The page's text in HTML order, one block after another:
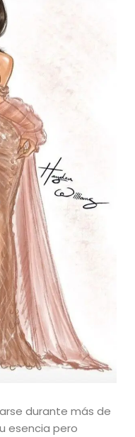
durante más de
esencia pero